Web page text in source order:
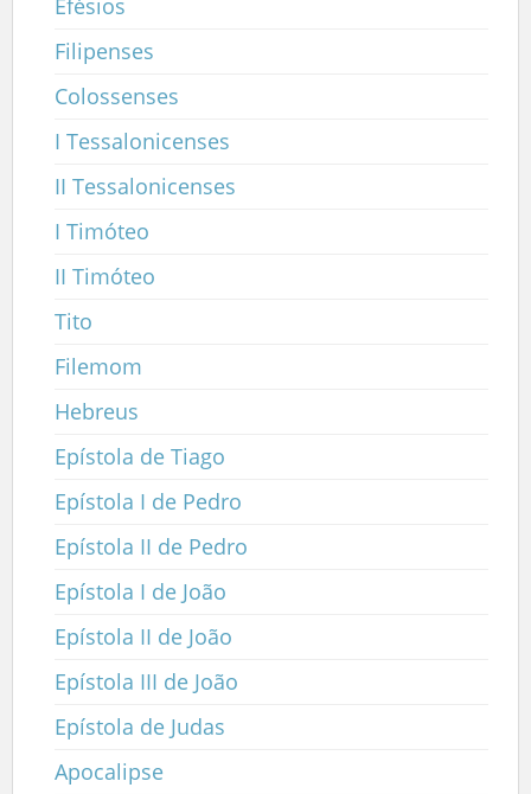
Filipenses
Colossenses
I Tessalonicenses
II Tessalonicenses
I Timóteo
II Timóteo
Tito
Filemom
Hebreus
Epístola de Tiago
Epístola I de Pedro
Epístola II de Pedro
Epístola I de João
Epístola II de João
Epístola III de João
Epístola de Judas
Apocalipse